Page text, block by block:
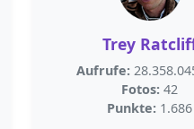
Trey
Aufrufe:
Fotos: 42
Punkte: 1.686